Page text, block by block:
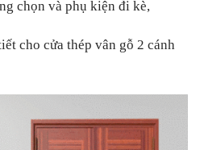
chọn và phụ kiện đi kè,
cho cửa thép vân gỗ 2 cánh